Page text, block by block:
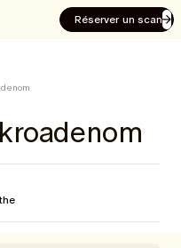
Réserver un scan